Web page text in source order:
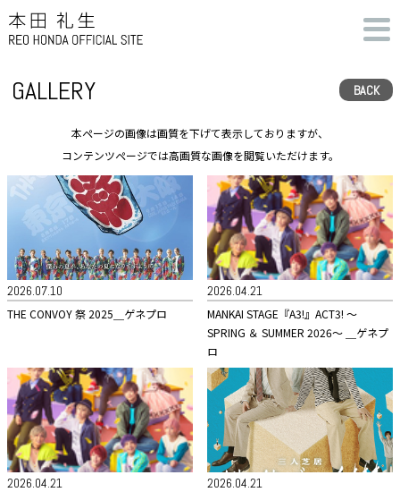
GALLERY BACK
本ページの画像は画質を下げて表示しておりますが、
コンテンツページでは高画質な画像を閲覧いただけます。
2026.07.10
THE CONVOY 祭 2025＿ゲネプロ
2026.04.21
MANKAI STAGE『A3!』ACT3! ～
SPRING ＆ SUMMER 2026～ ＿ゲネプ
ロ
2026.04.21 2026.04.21